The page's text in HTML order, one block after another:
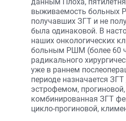
выживаемость больных
получавших ЗГТ и не
была одинаковой. В
наших онкологических
больным РШМ (более 60
радикального
уже в раннем
периоде назначается
эстрофемом,
комбинированная ЗГТ
цикло-прогиновой,